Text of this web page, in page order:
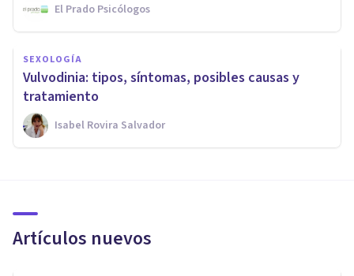
El Prado Psicólogos
SEXOLOGÍA
Vulvodinia: tipos, síntomas, posibles causas y
tratamiento
Isabel Rovira Salvador
Artículos nuevos